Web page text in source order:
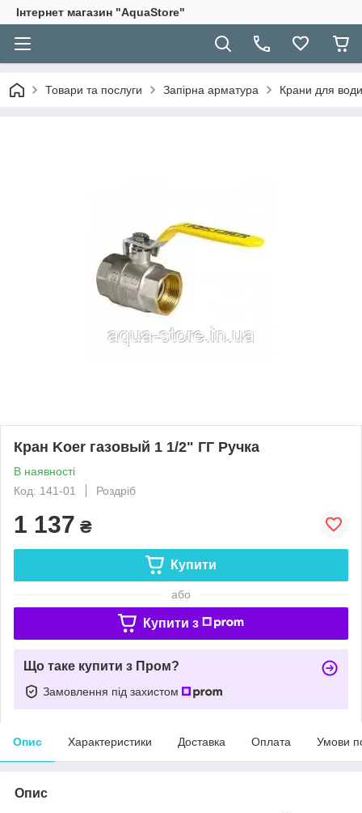
Інтернет магазин "AquaStore"
Товари та послуги Запірна арматура Крани для
Кран Koer газовый 1 1/2" ГГ Ручка
В наявності
Код: 141-01
Роздріб
1 137 ₴
Купити
або
Купити з
Що таке купити з Пром?
Замовлення під захистом
Опис Характеристики Доставка Оплата Умови
Опис